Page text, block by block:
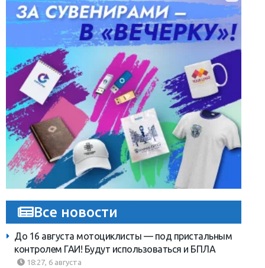
Все новости
До 16 августа мотоциклисты — под пристальным
контролем ГАИ! Будут использоваться и БПЛА
18:27, 6 августа